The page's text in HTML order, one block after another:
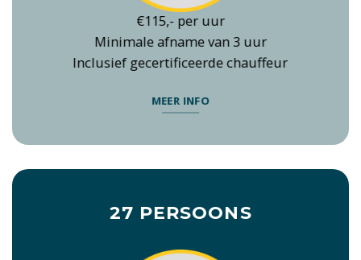
€115,- per uur
Minimale afname van 3 uur
Inclusief gecertificeerde chauffeur
MEER INFO
27 PERSOONS